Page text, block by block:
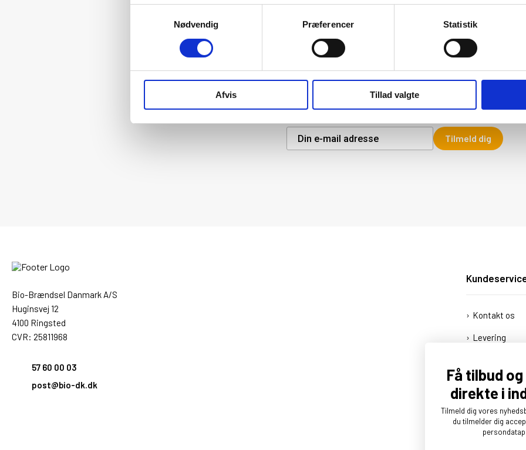
Nødvendig
Præferencer Statistik
Afvis Tillad valgte
Få de seneste nyheder fra Bio-Brændsel Danmark. Nyhedsbrevet sendes
elektronisk, og du kan altid afmelde igen via nyhedsbrevet. Når du tilmelder
privatlivspolitik
Tilmeld dig
Bio-Brændsel Danmark A/S
Huginsvej 12
4100 Ringsted
CVR: 25811968
57 60 00 03
post@bio-dk.dk
Kontakt os
Levering
Åbningstider
Få tilbud
direkte i
Tilmeld dig vores
du tilmelder dig